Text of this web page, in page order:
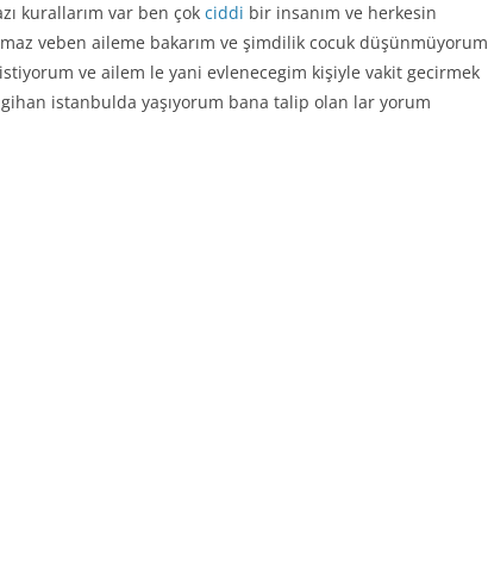
kurallarım var ben çok ciddi bir insanım ve herkesin
veben aileme bakarım ve şimdilik cocuk düşünmüyorum
ve ailem le yani evlenecegim kişiyle vakit gecirmek
istanbulda yaşıyorum bana talip olan lar yorum